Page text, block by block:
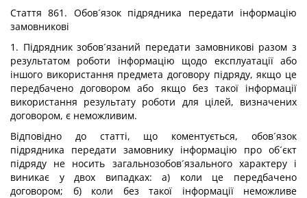
Стаття 861. Обов´язок підрядника передати інформацію
замовникові
1. Підрядник зобов´язаний передати замовникові разом з
результатом роботи інформацію щодо експлуатації або
іншого використання предмета договору підряду, якщо це
передбачено договором або якщо без такої інформації
використання результату роботи для цілей, визначених
договором, є неможливим.
Відповідно до статті, що коментується, обов´язок
підрядника передати замовнику інформацію про об´єкт
підряду не носить загальнозобов´язального характеру і
виникає у двох випадках: а) коли це передбачено
договором; б) коли без такої інформації неможливе